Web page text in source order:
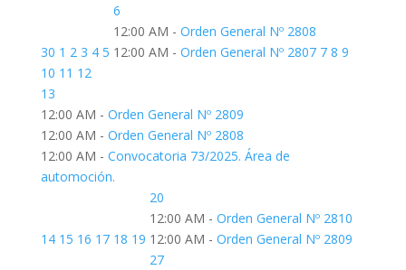
30 1 2 3 4 5
6
12:00 AM - Orden General Nº 2808
12:00 AM - Orden General Nº 2807 7 8 9
10 11 12
13
12:00 AM - Orden General Nº 2809
12:00 AM - Orden General Nº 2808
12:00 AM - Convocatoria 73/2025. Área de
automoción.
14 15 16 17 18 19
20
12:00 AM - Orden General Nº 2810
12:00 AM - Orden General Nº 2809
27